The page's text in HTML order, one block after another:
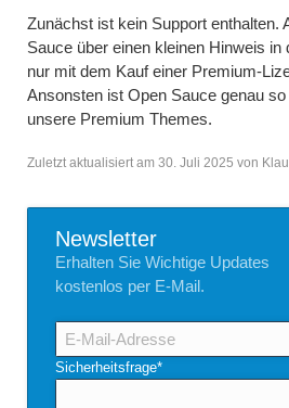
Zunächst ist kein Support enthalten.
Sauce über einen kleinen Hinweis in
nur mit dem Kauf einer Premium-
Ansonsten ist Open Sauce genau
unsere Premium Themes.
Zuletzt aktualisiert am 30. Juli 2025 von
Newsletter
Erhalten Sie Wichtige Updates
kostenlos per E-Mail.
E-
Mail-
Adresse
Pflichtfeld
Sicherheitsfrage*